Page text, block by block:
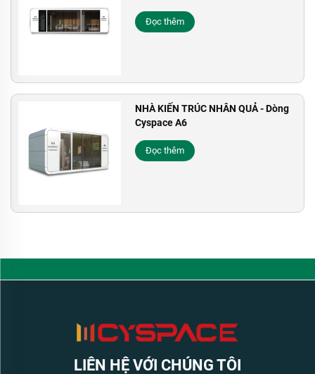
Đọc thêm
NHÀ KIẾN TRÚC NHÂN QUẢ - Dòng
Cyspace A6
Đọc thêm
LIÊN HỆ VỚI CHÚNG TÔI